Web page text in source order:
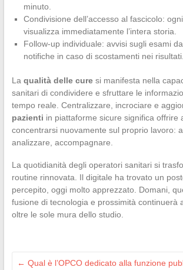
minuto.
Condivisione dell’accesso al fascicolo:
visualizza immediatamente l’intera storia.
Follow-up individuale: avvisi sugli esami
notifiche in caso di scostamenti nei risultati.
La qualità delle curesi manifesta nella
sanitari di condividere e sfruttare le
tempo reale. Centralizzare, incrociare e
pazienti in piattaforme sicure significa offrire
concentrarsi nuovamente sul proprio lavoro:
analizzare, accompagnare.
La quotidianità degli operatori sanitari si
routine rinnovata. Il digitale ha trovato un
percepito, oggi molto apprezzato. Domani,
fusione di tecnologia e prossimità continuerà
oltre le sole mura dello studio.
← Qual è l’OPCO dedicato alla funzione